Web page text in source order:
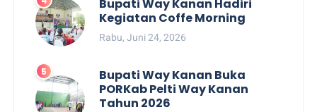
Bupati Way Kanan Hadiri
Kegiatan Coffe Morning
Rabu, Juni 24, 2026
Bupati Way Kanan Buka
PORKab Pelti Way Kanan
Tahun 2026